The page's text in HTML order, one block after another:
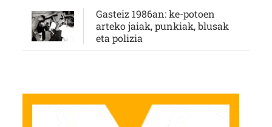
Gasteiz 1986an: ke-potoen
arteko jaiak, punkiak, blusak
eta polizia